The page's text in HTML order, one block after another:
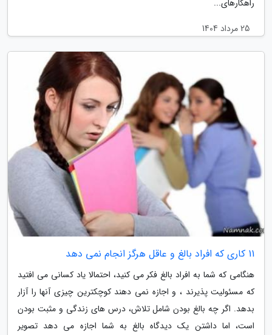
راهکارهای...
25 مرداد 1404
11 کاری که افراد بالغ و عاقل هرگز انجام نمی دهد
هنگامی که شما به افراد بالغ فکر می کنید، احتمالا یاد کسانی می افتید
که مسئولیت پذیرند ، و اجازه نمی دهند کوچکترین چیزی آنها را آزار
بدهد. اگر چه بالغ بودن شامل تلاش، درس های زندگی و مثبت بودن
است، اما داشتن یک دیدگاه بالغ به شما اجازه می دهد تصویر